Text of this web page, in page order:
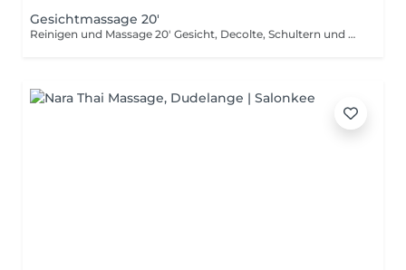
Gesichtmassage 20'
Reinigen und Massage 20' Gesicht, Decolte, Schultern und Arme